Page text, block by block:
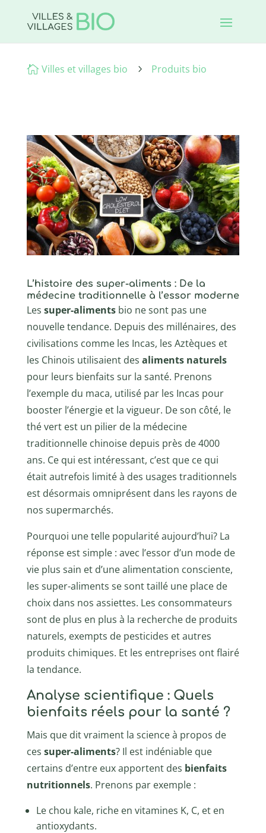
 Villes et villages bio 5 Produits bio
L’histoire des super-aliments : De la
médecine traditionnelle à l’essor moderne
Les super-alimentsbio ne sont pas une
nouvelle tendance. Depuis des millénaires, des
civilisations comme les Incas, les Aztèques et
les Chinois utilisaient des aliments naturels
pour leurs bienfaits sur la santé. Prenons
l’exemple du maca, utilisé par les Incas pour
booster l’énergie et la vigueur. De son côté, le
thé vert est un pilier de la médecine
traditionnelle chinoise depuis près de 4000
ans. Ce qui est intéressant, c’est que ce qui
était autrefois limité à des usages traditionnels
est désormais omniprésent dans les rayons de
nos supermarchés.
Pourquoi une telle popularité aujourd’hui? La
réponse est simple : avec l’essor d’un mode de
vie plus sain et d’une alimentation consciente,
les super-aliments se sont taillé une place de
choix dans nos assiettes. Les consommateurs
sont de plus en plus à la recherche de produits
naturels, exempts de pesticides et autres
produits chimiques. Et les entreprises ont flairé
la tendance.
Analyse scientifique : Quels
bienfaits réels pour la santé ?
Mais que dit vraiment la science à propos de
ces super-aliments? Il est indéniable que
certains d’entre eux apportent des bienfaits
nutritionnels. Prenons par exemple :
Le chou kale, riche en vitamines K, C, et en
antioxydants.